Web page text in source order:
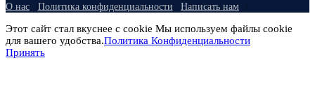
О нас Политика конфиденциальности Написать нам
Этот сайт стал вкуснее с cookie Мы используем файлы cookie
для вашего удобства.Политика Конфиденциальности
Принять